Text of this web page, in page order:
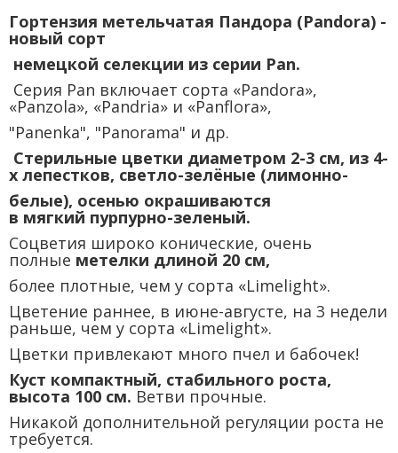
Гортензия метельчатая Пандора (Pandora) -
новый сорт
немецкой селекции из серии Pan.
Серия Pan включает сорта «Pandora»,
«Panzola», «Pandria» и «Panflora»,
"Panenka", "Panorama" и др.
Стерильные цветки диаметром 2-3 см, из 4-
х лепестков, светло-зелёные (лимонно-
белые), осенью окрашиваются
в мягкий пурпурно-зеленый.
Соцветия широко конические, очень
полные метелки длиной 20 см,
более плотные, чем у сорта «Limelight».
Цветение раннее, в июне-августе, на 3 недели
раньше, чем у сорта «Limelight».
Цветки привлекают много пчел и бабочек!
Куст компактный, стабильного роста,
высота 100 см. Ветви прочные.
Никакой дополнительной регуляции роста не
требуется.